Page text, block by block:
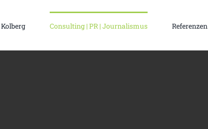
Consulting | PR | Journalismus Referenzen